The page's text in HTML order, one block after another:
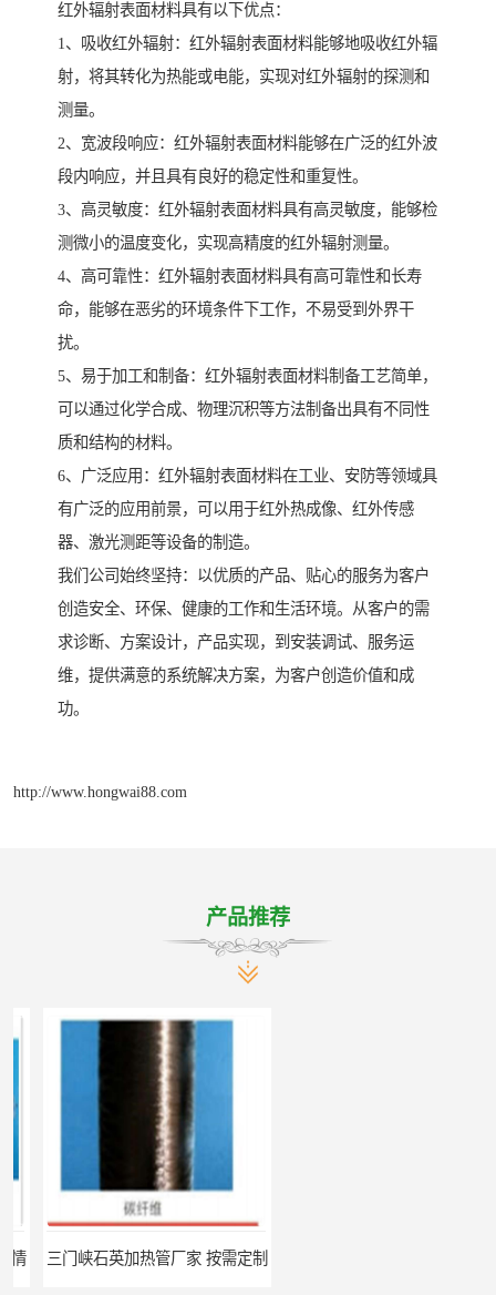
红外辐射表面材料具有以下优点：
1、吸收红外辐射：红外辐射表面材料能够地吸收红外辐
射，将其转化为热能或电能，实现对红外辐射的探测和
测量。
2、宽波段响应：红外辐射表面材料能够在广泛的红外波
段内响应，并且具有良好的稳定性和重复性。
3、高灵敏度：红外辐射表面材料具有高灵敏度，能够检
测微小的温度变化，实现高精度的红外辐射测量。
4、高可靠性：红外辐射表面材料具有高可靠性和长寿
命，能够在恶劣的环境条件下工作，不易受到外界干
扰。
5、易于加工和制备：红外辐射表面材料制备工艺简单，
可以通过化学合成、物理沉积等方法制备出具有不同性
质和结构的材料。
6、广泛应用：红外辐射表面材料在工业、安防等领域具
有广泛的应用前景，可以用于红外热成像、红外传感
器、激光测距等设备的制造。
我们公司始终坚持：以优质的产品、贴心的服务为客户
创造安全、环保、健康的工作和生活环境。从客户的需
求诊断、方案设计，产品实现，到安装调试、服务运
维，提供满意的系统解决方案，为客户创造价值和成
功。
http://www.hongwai88.com
产品推荐
三门峡石英加热管厂家 按需定制